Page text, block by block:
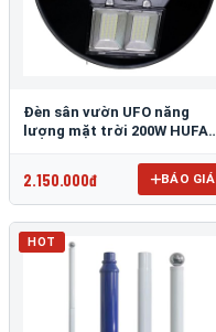
Đèn sân vườn UFO năng
lượng mặt trời 200W HUFA
2.150.000đ BÁO GIÁ
HOT